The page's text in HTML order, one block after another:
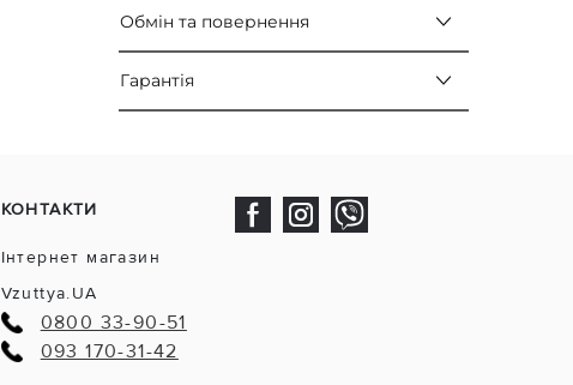
Обмін та повернення
Гарантія
КОНТАКТИ
Інтернет магазин
Vzuttya.UA
0800 33-90-51
093 170-31-42